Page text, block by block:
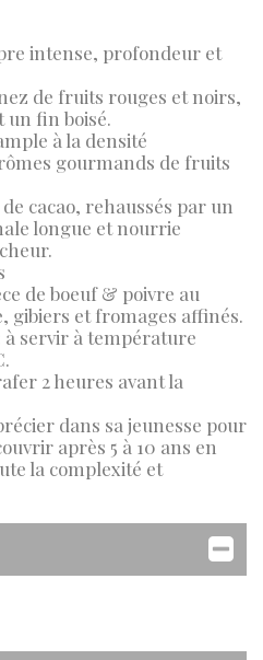
intense, profondeur et
de fruits rouges et noirs,
un fin boisé.
à la densité
gourmands de fruits
cacao, rehaussés par un
longue et nourrie
de boeuf & poivre au
gibiers et fromages affinés.
à servir à température
2 heures avant la
dans sa jeunesse pour
après 5 à 10 ans en
la complexité et